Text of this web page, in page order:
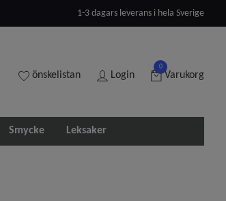
1-3 dagars leverans i hela Sverige
önskelistan Login
0
Varukorg
Smycke Leksaker